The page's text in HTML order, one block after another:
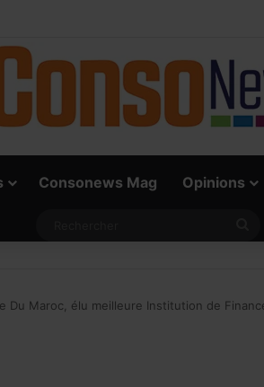
digital, c’est l’acceptation chez les
Consonews Mag Opinions
Du Maroc, élu meilleure Institution de